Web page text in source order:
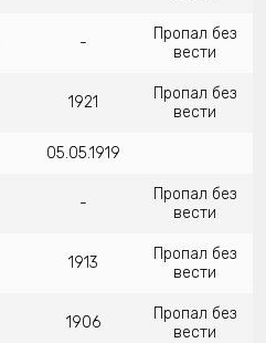
-
Пропал без
вести
1921
Пропал без
вести
05.05.1919
-
Пропал без
вести
1913
Пропал без
вести
1906
Пропал без
вести